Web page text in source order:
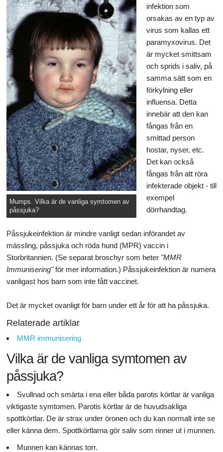
Mumps. Vilka är de vanliga symtomen av
påssjuka?
infektion som
orsakas av en typ av
virus som kallas ett
paramyxovirus. Det
är mycket smittsam
och sprids i saliv, på
samma sätt som en
förkylning eller
influensa. Detta
innebär att den kan
fångas från en
smittad person
hostar, nyser, etc.
Det kan också
fångas från att röra
infekterade objekt - till
exempel
dörrhandtag.
Påssjukeinfektion är mindre vanligt sedan införandet av
mässling, påssjuka och röda hund (MPR) vaccin i
Storbritannien. (Se separat broschyr som heter "MMR
Immunisering"för mer information.) Påssjukeinfektion är numera
vanligast hos barn som inte fått vaccinet.
Det är mycket ovanligt för barn under ett år för att ha påssjuka.
Relaterade artiklar
MMR immunisering
Vilka är de vanliga symtomen av
påssjuka?
Svullnad och smärta i ena eller båda parotis körtlar är vanliga
viktigaste symtomen. Parotis körtlar är de huvudsakliga
spottkörtlar. De är strax under öronen och du kan normalt inte se
eller känna dem. Spottkörtlarna gör saliv som rinner ut i munnen.
Munnen kan kännas torr.